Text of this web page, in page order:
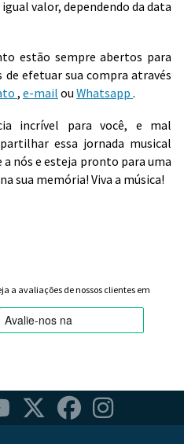
valor, dependendo da data
estão sempre abertos para
de efetuar sua compra através
, e-mail ou Whatsapp .
incrível para você, e mal
essa jornada musical
a nós e esteja pronto para uma
sua memória! Viva a música!
a avaliações de nossos clientes em